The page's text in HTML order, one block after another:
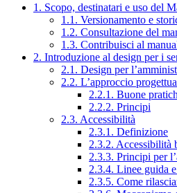
1. Scopo, destinatari e uso del
1.1. Versionamento e
1.2. Consultazione del
1.3. Contribuisci al
2. Introduzione al design per i
2.1. Design per
2.2. L’approccio
2.2.1. Buone
2.2.2. Principi
2.3. Accessibilità
2.3.1. Definizione
2.3.2. Accessibilità
2.3.3. Principi per
2.3.4. Linee guida
2.3.5. Come